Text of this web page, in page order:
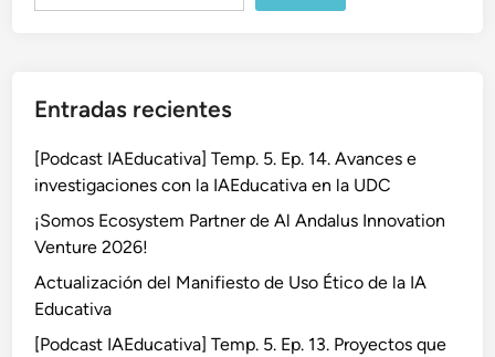
Entradas recientes
[Podcast IAEducativa] Temp. 5. Ep. 14. Avances e
investigaciones con la IAEducativa en la UDC
¡Somos Ecosystem Partner de Al Andalus Innovation
Venture 2026!
Actualización del Manifiesto de Uso Ético de la IA
Educativa
[Podcast IAEducativa] Temp. 5. Ep. 13. Proyectos que